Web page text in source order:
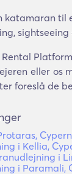
katamaran til
Rental
eller os
foreslå de
Cypern
i Kellia,
i
i Paramali,